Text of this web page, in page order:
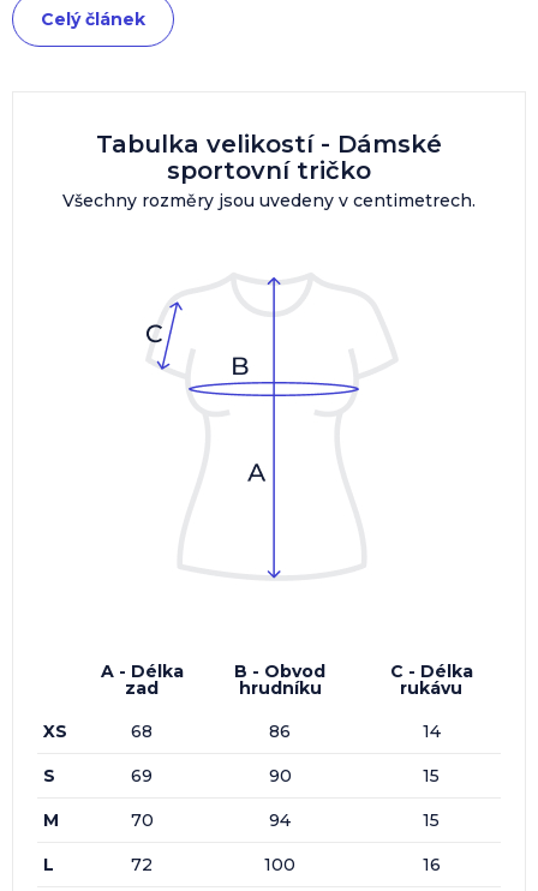
Tabulka velikostí - Dámské
sportovní tričko
Všechny rozměry jsou uvedeny v centimetrech.
A - Délka
zad
B - Obvod
hrudníku
C - Délka
rukávu
XS
68 86 14
S 69 90 15
M 70 94 15
L 72 100 16
Celý článek